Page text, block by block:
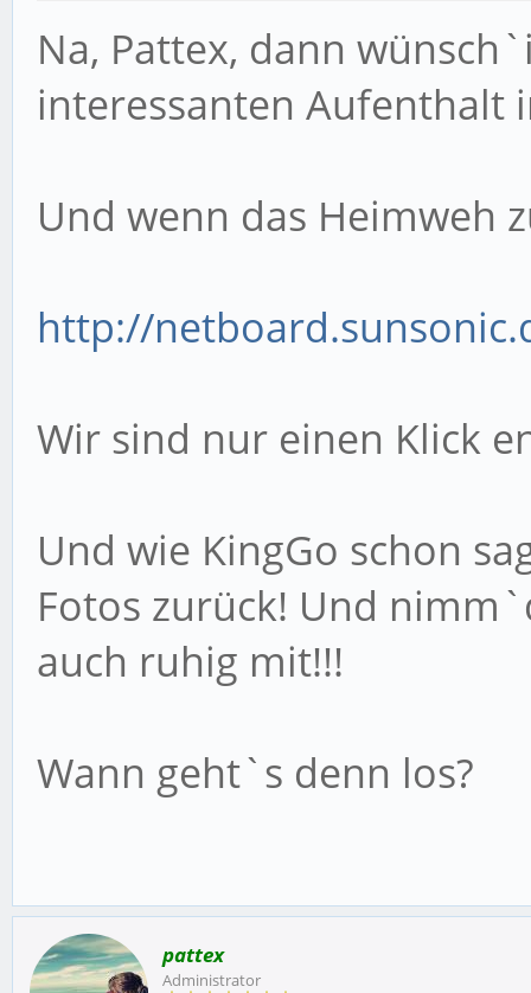
Na, Pattex, dann
interessanten Aufenthalt
Und wenn das Heimweh
http://
Wir sind nur einen Klick
Und wie KingGo schon
Fotos zurück! Und
auch ruhig mit!!!
Wann geht`s denn los?
pattex
Administrator